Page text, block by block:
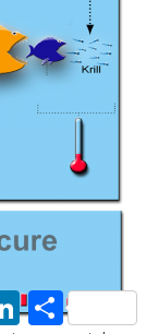
LinkedInPartager